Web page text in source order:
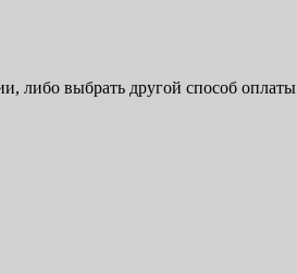
либо выбрать другой способ оплаты